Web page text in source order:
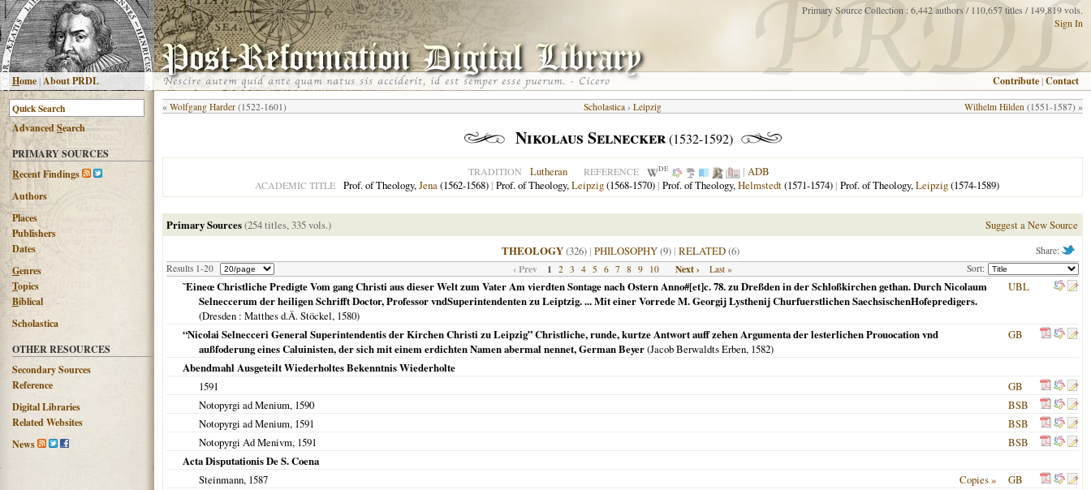
Home|About PRDL
Primary Source Collection : 6,442 authors / 110,657 titles / 149,819 vols.
Sign In
Contribute |Contact
AdvancedSearch
PRIMARY SOURCES
Recent Findings
Authors
Places
Publishers
Dates
Genres
Topics
Biblical
Scholastica
OTHER RESOURCES
Secondary Sources
Reference
Digital Libraries
Related Websites
News
« Wolfgang Harder (1522-1601) Wilhelm Hilden (1551-1587) »
Scholastica › Leipzig
Nikolaus Selnecker(1532-1592)
TRADITION Lutheran REFERENCE DE | ADB
ACADEMIC TITLE Prof. of Theology,Jena(1562-1568)| Prof. of Theology,Leipzig(1568-1570)| Prof. of Theology,Helmstedt(1571-1574)| Prof. of Theology,Leipzig(1574-1589)
Primary Sources(254 titles, 335 vols.) Suggest a New Source
Share:
THEOLOGY(326) | PHILOSOPHY(9) | RELATED(6)
Results 1-20 Sort:
‹ Prev 1 2 3 4 5 6 7 8 9 10 Next › Last »
˜Eineœ Christliche Predigte Vom gang Christi aus dieser Welt zum Vater Am vierdten Sontage nach Ostern Anno#[et]c. 78. zu Dreßden in der Schloßkirchen gethan. Durch Nicolaum
Selneccerum der heiligen Schrifft Doctor, Professor vndSuperintendenten zu Leiptzig. ... Mit einer Vorrede M. Georgij Lysthenij Churfuerstlichen SaechsischenHofepredigers.
(Dresden : Matthes d.Ä. Stöckel, 1580)
UBL
“Nicolai Selnecceri General Superintendentis der Kirchen Christi zu Leipzig” Christliche, runde, kurtze Antwort auff zehen Argumenta der lesterlichen Prouocation vnd
außfoderung eines Caluinisten, der sich mit einem erdichten Namen abermal nennet, German Beyer(Jacob Berwaldts Erben, 1582)
GB
Abendmahl Ausgeteilt Wiederholtes Bekenntnis Wiederholte
1591
GB
Notopyrgi ad Menium, 1590
BSB
Notopyrgi ad Menium, 1591
BSB
Notopyrgi Ad Menivm, 1591
BSB
Acta Disputationis De S. Coena
Steinmann, 1587 Copies »
GB